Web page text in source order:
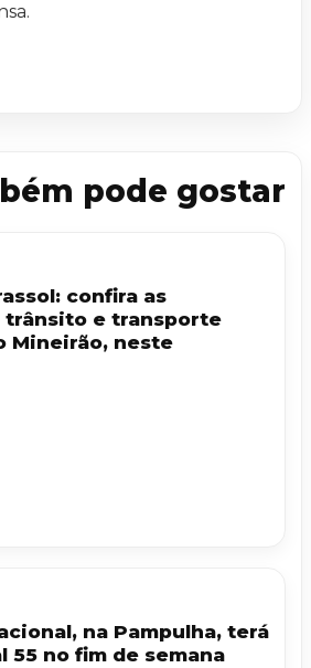
pode gostar
confira as
trânsito e transporte
Mineirão, neste
na Pampulha, terá
55 no fim de semana